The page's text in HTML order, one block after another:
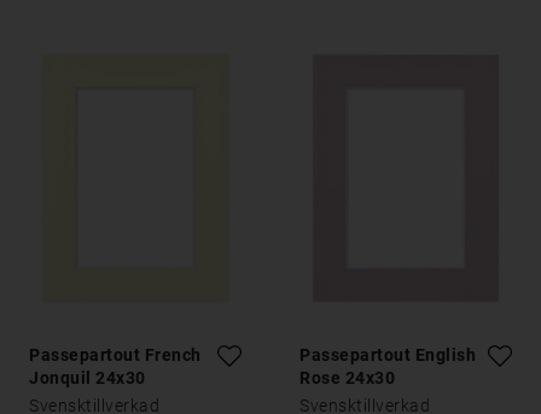
Passepartout French
Jonquil 24x30
Svensktillverkad
Passepartout English
Rose 24x30
Svensktillverkad